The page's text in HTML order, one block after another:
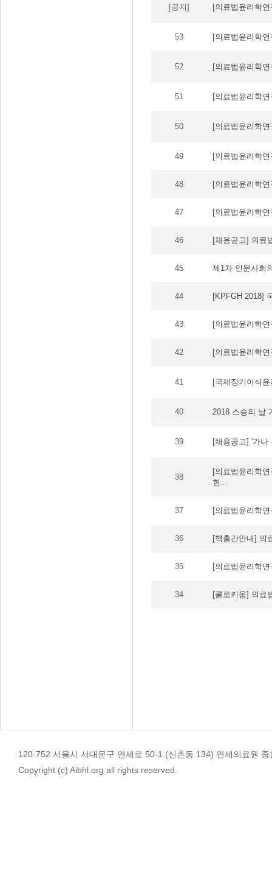
[공지] [의료법윤리학
53 [의료법윤리학
52 [의료법윤리학
51 [의료법윤리학
50 [의료법윤리학
49 [의료법윤리학
48 [의료법윤리학
47 [의료법윤리학
46 [채용공고] 의료
45 제1차 인문사회
44 [KPFGH 2018]
43 [의료법윤리학
42 [의료법윤리학
41 [국제장기이식
40 2018 스승의 날
39 [채용공고] '가나
38
[의료법윤리학
현...
37 [의료법윤리학
36 [책출간안내] 의
35 [의료법윤리학
34 [콜로키움] 의료
120-752 서울시 서대문구 연세로 50-1 (신촌동 134) 연세의료
Copyright (c) Aibhl.org all rights reserved.